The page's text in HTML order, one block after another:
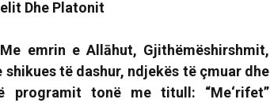
Dhe Platonit
Me emrin e Allāhut, Gjithëmëshirshmit,
shikues të dashur, ndjekës të çmuar dhe
programit tonë me titull: “Me‘rifet”